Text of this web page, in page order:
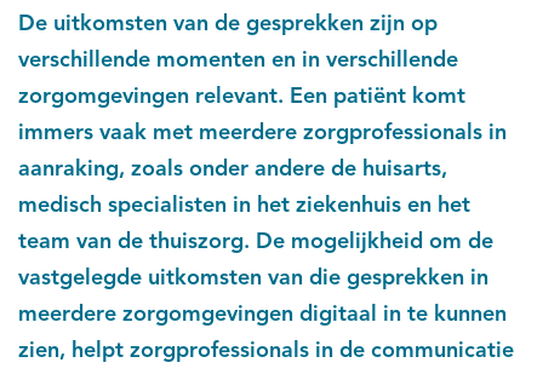
De uitkomsten van de gesprekken zijn op
verschillende momenten en in verschillende
zorgomgevingen relevant. Een patiënt komt
immers vaak met meerdere zorgprofessionals in
aanraking, zoals onder andere de huisarts,
medisch specialisten in het ziekenhuis en het
team van de thuiszorg. De mogelijkheid om de
vastgelegde uitkomsten van die gesprekken in
meerdere zorgomgevingen digitaal in te kunnen
zien, helpt zorgprofessionals in de communicatie